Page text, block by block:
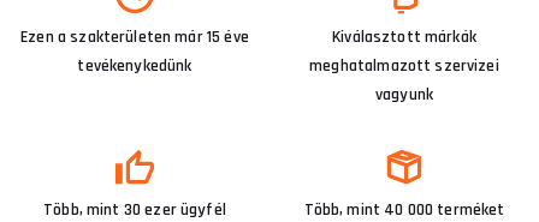
Ezen a szakterületen már 15 éve
tevékenykedünk
Kiválasztott márkák
meghatalmazott szervizei
vagyunk
Több, mint 30 ezer ügyfél
Több, mint 40 000 terméket